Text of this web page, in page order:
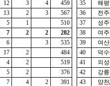
12 3 4 459 35
해
13 2 3 567 36
전
5 1 510 37
성
7 2 2 282 38
여
6 3 535 39
여
17 2 484 40
덕
4 2 519 41
의
5 2 376 42
강
7 4 2 391 43
양